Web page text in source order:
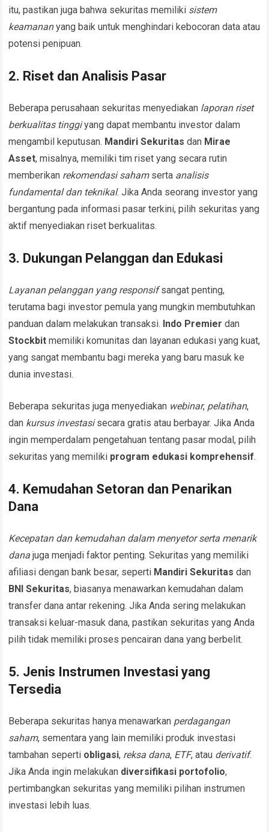
itu, pastikan juga bahwa sekuritas memiliki sistem
keamananyang baik untuk menghindari kebocoran data atau
potensi penipuan.
2. Riset dan Analisis Pasar
Beberapa perusahaan sekuritas menyediakan laporan riset
berkualitas tinggiyang dapat membantu investor dalam
mengambil keputusan. Mandiri Sekuritas dan Mirae
Asset, misalnya, memiliki tim riset yang secara rutin
memberikan rekomendasi sahamserta analisis
fundamental dan teknikal. Jika Anda seorang investor yang
bergantung pada informasi pasar terkini, pilih sekuritas yang
aktif menyediakan riset berkualitas.
3. Dukungan Pelanggan dan Edukasi
Layanan pelanggan yang responsifsangat penting,
terutama bagi investor pemula yang mungkin membutuhkan
panduan dalam melakukan transaksi. Indo Premier dan
Stockbit memiliki komunitas dan layanan edukasi yang kuat,
yang sangat membantu bagi mereka yang baru masuk ke
dunia investasi.
Beberapa sekuritas juga menyediakan webinar, pelatihan,
dan kursus investasisecara gratis atau berbayar. Jika Anda
ingin memperdalam pengetahuan tentang pasar modal, pilih
sekuritas yang memiliki program edukasi komprehensif.
4. Kemudahan Setoran dan Penarikan
Dana
Kecepatan dan kemudahan dalam menyetor serta menarik
dana juga menjadi faktor penting. Sekuritas yang memiliki
afiliasi dengan bank besar, seperti Mandiri Sekuritas dan
BNI Sekuritas, biasanya menawarkan kemudahan dalam
transfer dana antar rekening. Jika Anda sering melakukan
transaksi keluar-masuk dana, pastikan sekuritas yang Anda
pilih tidak memiliki proses pencairan dana yang berbelit.
5. Jenis Instrumen Investasi yang
Tersedia
Beberapa sekuritas hanya menawarkan perdagangan
saham, sementara yang lain memiliki produk investasi
tambahan seperti obligasi, reksa dana, ETF, atau derivatif.
Jika Anda ingin melakukan diversifikasi portofolio,
pertimbangkan sekuritas yang memiliki pilihan instrumen
investasi lebih luas.